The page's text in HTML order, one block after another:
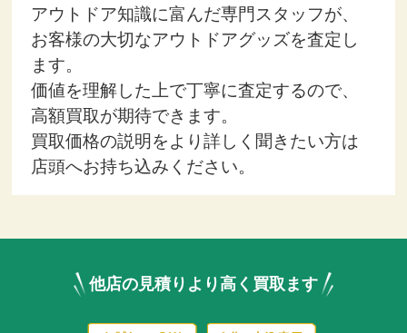
アウトドア知識に富んだ専門スタッフが、
お客様の大切なアウトドアグッズを査定し
ます。
価値を理解した上で丁寧に査定するので、
高額買取が期待できます。
買取価格の説明をより詳しく聞きたい方は
店頭へお持ち込みください。
他店の見積りより高く買取ます